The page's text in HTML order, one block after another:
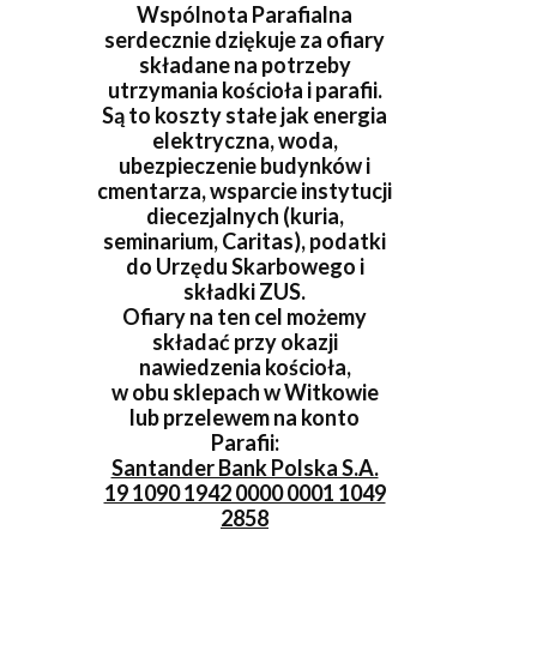
Wspólnota Parafialna
serdecznie dziękuje za ofiary
składane na potrzeby
utrzymania kościoła i parafii.
Są to koszty stałe jak energia
elektryczna, woda,
ubezpieczenie budynków i
cmentarza, wsparcie instytucji
diecezjalnych (kuria,
seminarium, Caritas), podatki
do Urzędu Skarbowego i
składki ZUS.
Ofiary na ten cel możemy
składać przy okazji
nawiedzenia kościoła,
w obu sklepach w Witkowie
lub przelewem na konto
Parafii:
Santander Bank Polska S.A.
19 1090 1942 0000 0001 1049
2858